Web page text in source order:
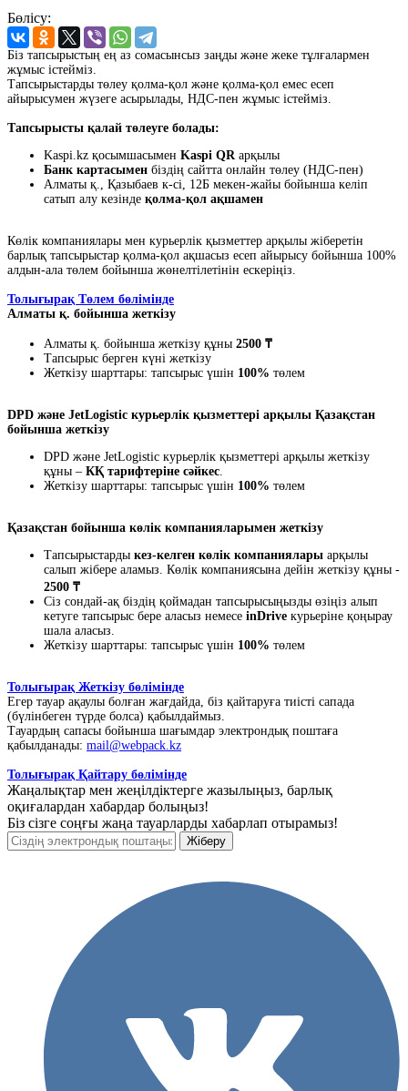
Бөлісу:
Біз тапсырыстың ең аз сомасынсыз заңды және жеке тұлғалармен
жұмыс істейміз.
Тапсырыстарды төлеу қолма-қол және қолма-қол емес есеп
айырысумен жүзеге асырылады, НДС-пен жұмыс істейміз.
Тапсырысты қалай төлеуге болады:
Kaspi.kz қосымшасымен Kaspi QRарқылы
Банк картасымен біздің сайтта онлайн төлеу (НДС-пен)
Алматы қ., Қазыбаев к-сі, 12Б мекен-жайы бойынша келіп
сатып алу кезінде қолма-қол ақшамен
Көлік компаниялары мен курьерлік қызметтер арқылы жіберетін
барлық тапсырыстар қолма-қол ақшасыз есеп айырысу бойынша 100%
алдын-ала төлем бойынша жөнелтілетінін ескеріңіз.
Толығырақ Төлем бөлімінде
Алматы қ. бойынша жеткізу
Алматы қ. бойынша жеткізу құны 2500 ₸
Тапсырыс берген күні жеткізу
Жеткізу шарттары: тапсырыс үшін 100% төлем
DPD және JetLogistic курьерлік қызметтері арқылы Қазақстан
бойынша жеткізу
DPD және JetLogistic курьерлік қызметтері арқылы жеткізу
құны – КҚ тарифтеріне сәйкес.
Жеткізу шарттары: тапсырыс үшін 100% төлем
Қазақстан бойынша көлік компанияларымен жеткізу
Тапсырыстарды кез-келген көлік компаниялары арқылы
салып жібере аламыз. Көлік компаниясына дейін жеткізу құны -
2500 ₸
Сіз сондай-ақ біздің қоймадан тапсырысыңызды өзіңіз алып
кетуге тапсырыс бере аласыз немесе inDrive курьеріне қоңырау
шала аласыз.
Жеткізу шарттары: тапсырыс үшін 100% төлем
Толығырақ Жеткізу бөлімінде
Егер тауар ақаулы болған жағдайда, біз қайтаруға тиісті сапада
(бүлінбеген түрде болса) қабылдаймыз.
Тауардың сапасы бойынша шағымдар электрондық поштаға
қабылданады: mail@webpack.kz
Толығырақ Қайтару бөлімінде
Жаңалықтар мен жеңілдіктерге жазылыңыз, барлық
оқиғалардан хабардар болыңыз!
Біз сізге соңғы жаңа тауарларды хабарлап отырамыз!